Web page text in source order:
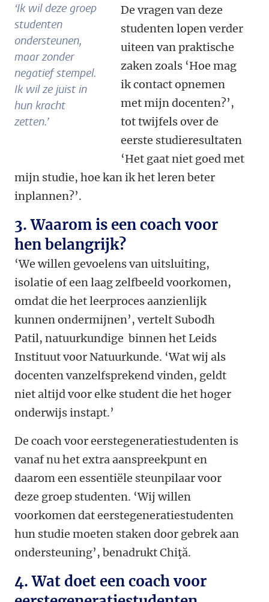
‘Ik wil deze groep
studenten
ondersteunen,
maar zonder
negatief stempel.
Ik wil ze juist in
hun kracht
zetten.’
De vragen van deze
studenten lopen verder
uiteen van praktische
zaken zoals ‘Hoe mag
ik contact opnemen
met mijn docenten?’,
tot twijfels over de
eerste studieresultaten
‘Het gaat niet goed met
mijn studie, hoe kan ik het leren beter
inplannen?’.
3. Waarom is een coach voor
hen belangrijk?
‘We willen gevoelens van uitsluiting,
isolatie of een laag zelfbeeld voorkomen,
omdat die het leerproces aanzienlijk
kunnen ondermijnen’, vertelt Subodh
Patil, natuurkundige binnen het Leids
Instituut voor Natuurkunde. ‘Wat wij als
docenten vanzelfsprekend vinden, geldt
niet altijd voor elke student die het hoger
onderwijs instapt.’
De coach voor eerstegeneratiestudenten is
vanaf nu het extra aanspreekpunt en
daarom een essentiële steunpilaar voor
deze groep studenten. ‘Wij willen
voorkomen dat eerstegeneratiestudenten
hun studie moeten staken door gebrek aan
ondersteuning’, benadrukt Chiţă.
4. Wat doet een coach voor